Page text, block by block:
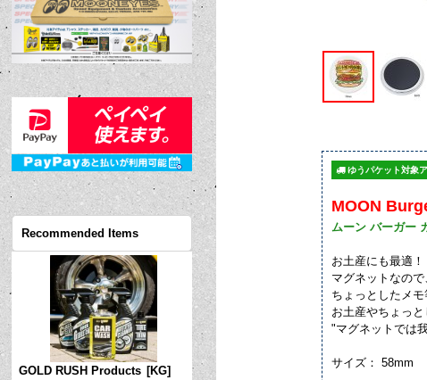
Recommended Items
GOLD RUSH Products [KG]
ゆうパケット対象
MOON
ムーン バーガー
お土産にも最適
マグネットなの
ちょっとしたメ
お土産やちょっ
"マグネットでは
サイズ： 58mm